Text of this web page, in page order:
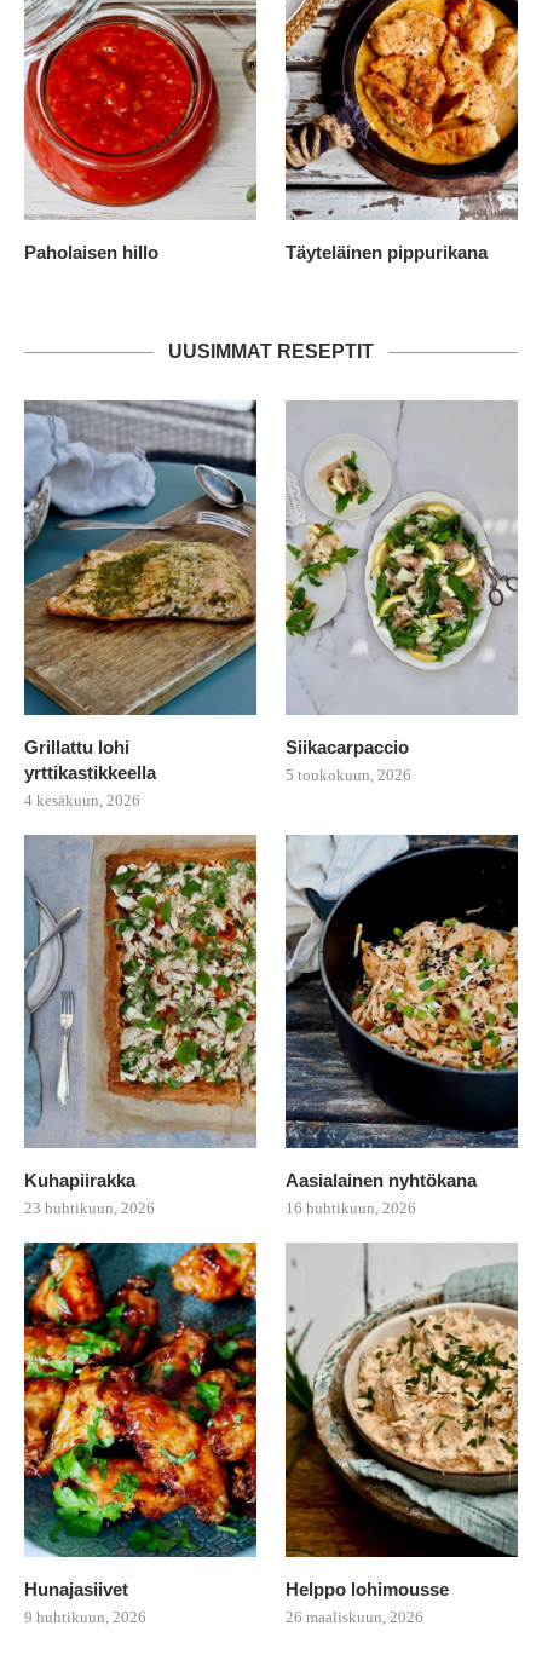
Paholaisen hillo Täyteläinen pippurikana
UUSIMMAT RESEPTIT
Grillattu lohi
yrttikastikkeella
4 kesäkuun, 2026
Siikacarpaccio
5 toukokuun, 2026
Kuhapiirakka
23 huhtikuun, 2026
Aasialainen nyhtökana
16 huhtikuun, 2026
Hunajasiivet
9 huhtikuun, 2026
Helppo lohimousse
26 maaliskuun, 2026